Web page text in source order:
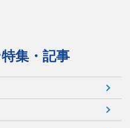
集・記事